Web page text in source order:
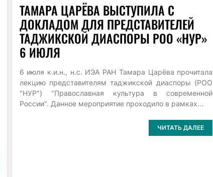
ТАМАРА ЦАРЁВА ВЫСТУПИЛА С
ДОКЛАДОМ ДЛЯ ПРЕДСТАВИТЕЛЕЙ
ТАДЖИКСКОЙ ДИАСПОРЫ РОО «НУР»
6 ИЮЛЯ
6 июля к.и.н., н.с. ИЭА РАН Тамара Царёва прочитала
лекцию представителям таджикской диаспоры (РОО
"НУР") "Православная культура в современной
России". Данное мероприятие проходило в рамках...
ЧИТАТЬ ДАЛЕЕ